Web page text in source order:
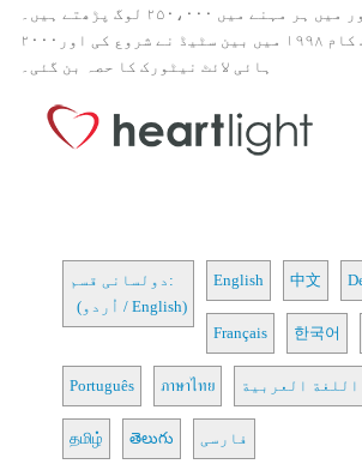
آج کی آیت موجودہ دور میں ہر مہنے میں ۲۵۰،۰۰۰ لوگ پڑھتے ہیں۔
ورس آف دا ڈے ڈاٹ کام ۱۹۹۸ میں بین سٹیڈ نے شروع کی اور۲۰۰۰
ہائی لائٹ نیٹورک کا حصہ بن گئی۔
دولسانی قسم:
(اُردو / English)
English 中文
Français 한국어
Português ภาษาไทย اللغة العربية
தமிழ் తెలుగు فارسی